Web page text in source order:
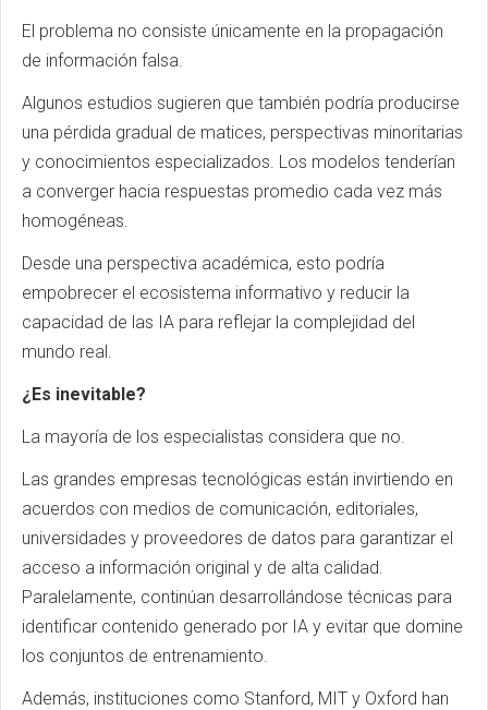
El problema no consiste únicamente en la propagación
de información falsa.
Algunos estudios sugieren que también podría producirse
una pérdida gradual de matices, perspectivas minoritarias
y conocimientos especializados. Los modelos tenderían
a converger hacia respuestas promedio cada vez más
homogéneas.
Desde una perspectiva académica, esto podría
empobrecer el ecosistema informativo y reducir la
capacidad de las IA para reflejar la complejidad del
mundo real.
¿Es inevitable?
La mayoría de los especialistas considera que no.
Las grandes empresas tecnológicas están invirtiendo en
acuerdos con medios de comunicación, editoriales,
universidades y proveedores de datos para garantizar el
acceso a información original y de alta calidad.
Paralelamente, continúan desarrollándose técnicas para
identificar contenido generado por IA y evitar que domine
los conjuntos de entrenamiento.
Además, instituciones como Stanford, MIT y Oxford han